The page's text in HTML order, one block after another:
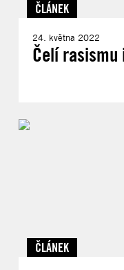
ČLÁNEK
24. května 2022
Čelí rasismu
ČLÁNEK